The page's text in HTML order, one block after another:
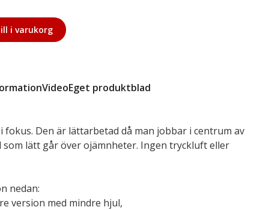
i varukorg
VideoEget produktblad
Den är lättarbetad då man jobbar i centrum av
lätt går över ojämnheter. Ingen tryckluft eller
nedan:
version med mindre hjul,